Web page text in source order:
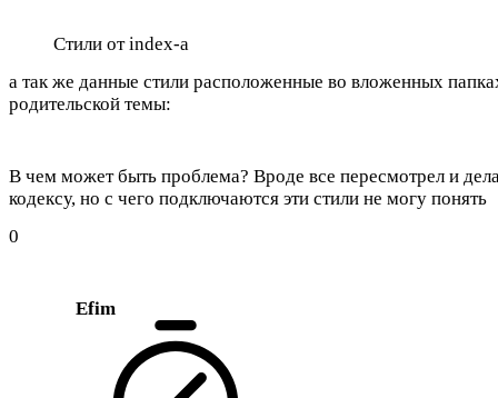
Стили от index-а
а так же данные стили расположенные во вложенных
родительской темы:
В чем может быть проблема? Вроде все пересмотрел и
кодексу, но с чего подключаются эти стили не могу понять
0
Efim